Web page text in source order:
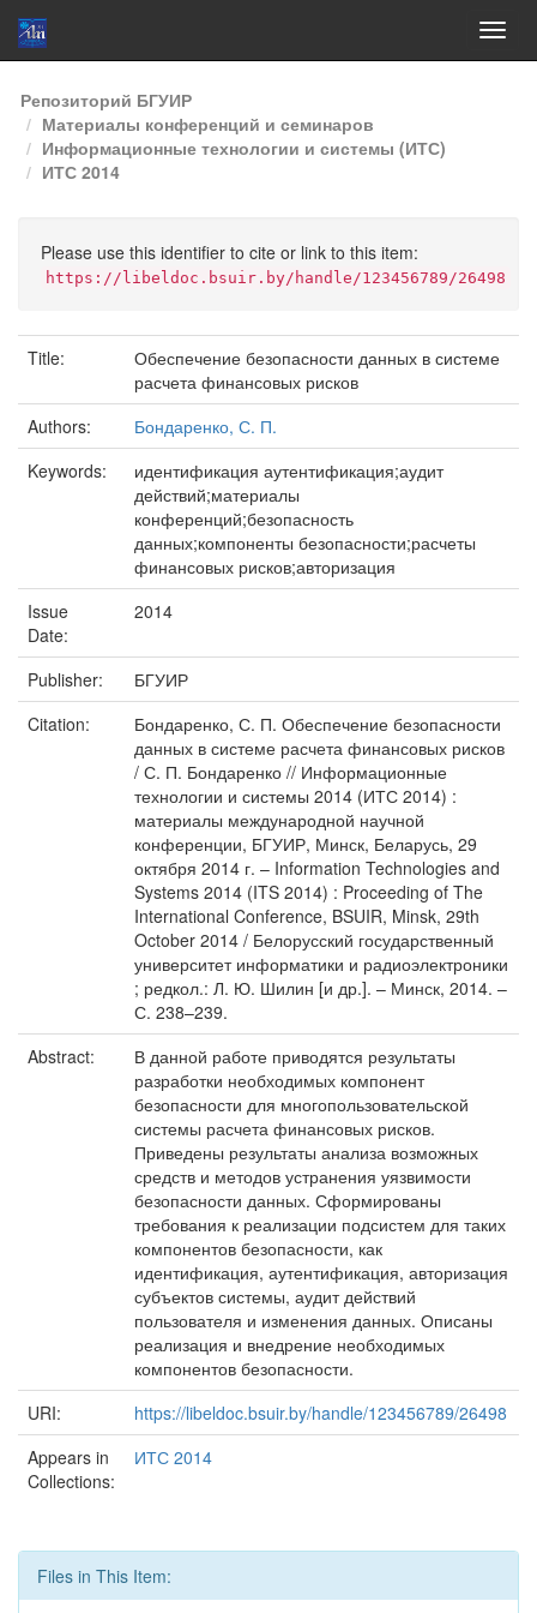
Skip
navigation
Репозиторий БГУИР
Материалы конференций и семинаров
Информационные технологии и системы (ИТС)
ИТС 2014
Please use this identifier to cite or link to this item:
https://libeldoc.bsuir.by/handle/123456789/26498
Title:
Обеспечение безопасности данных в системе
расчета финансовых рисков
Authors:
Бондаренко, С. П.
Keywords:
идентификация аутентификация;аудит
действий;материалы
конференций;безопасность
данных;компоненты безопасности;расчеты
финансовых рисков;авторизация
Issue
Date:
2014
Publisher:
БГУИР
Citation:
Бондаренко, С. П. Обеспечение безопасности
данных в системе расчета финансовых рисков
/ С. П. Бондаренко // Информационные
технологии и системы 2014 (ИТС 2014) :
материалы международной научной
конференции, БГУИР, Минск, Беларусь, 29
октября 2014 г. – Information Technologies and
Systems 2014 (ITS 2014) : Proceeding of The
International Conference, BSUIR, Minsk, 29th
October 2014 / Белорусский государственный
университет информатики и радиоэлектроники
; редкол.: Л. Ю. Шилин [и др.]. – Минск, 2014. –
С. 238–239.
Abstract:
В данной работе приводятся результаты
разработки необходимых компонент
безопасности для многопользовательской
системы расчета финансовых рисков.
Приведены результаты анализа возможных
средств и методов устранения уязвимости
безопасности данных. Сформированы
требования к реализации подсистем для таких
компонентов безопасности, как
идентификация, аутентификация, авторизация
субъектов системы, аудит действий
пользователя и изменения данных. Описаны
реализация и внедрение необходимых
компонентов безопасности.
URI:
https://libeldoc.bsuir.by/handle/123456789/26498
Appears in
Collections:
ИТС 2014
Files in This Item: